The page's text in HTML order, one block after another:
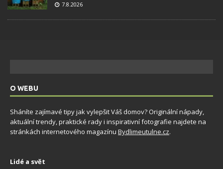
7.8.2026
O WEBU
Sháníte zajímavé tipy jak vylepšit Váš domov? Originální nápady,
aktuální trendy, praktické rady i inspirativní fotografie najdete na
stránkách internetového magazínu Bydlimeutulne.cz.
Lidé a svět